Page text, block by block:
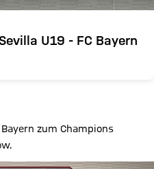
U19 - FC Bayern
zum Champions